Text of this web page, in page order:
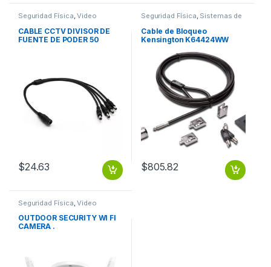
Seguridad Física,Video
CABLE CCTV DIVISOR DE
FUENTE DE PODER 50
$24.63
Seguridad Física, Sistemas de
Detección y Alarma contra
incendios
Cable de Bloqueo
Kensington K64424WW
Escritorio – 2.44m Cable –
Negro – Acero al carbono
DE ESCRITORIO Y
PERIFERICOS 2.0
$805.82
Seguridad Física ,Video
Vigilancia
OUTDOOR SECURITY WI FI
CAMERA .